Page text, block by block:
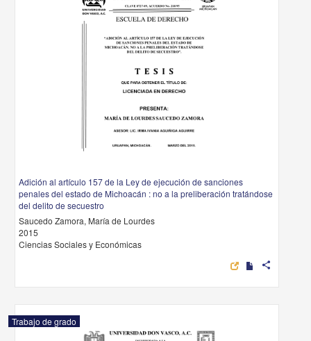
Adición al artículo 157 de la Ley de ejecución de sanciones
penales del estado de Michoacán : no a la preliberación tratándose
del delito de secuestro
Saucedo Zamora, María de Lourdes
2015
Ciencias Sociales y Económicas
share
Trabajo de grado